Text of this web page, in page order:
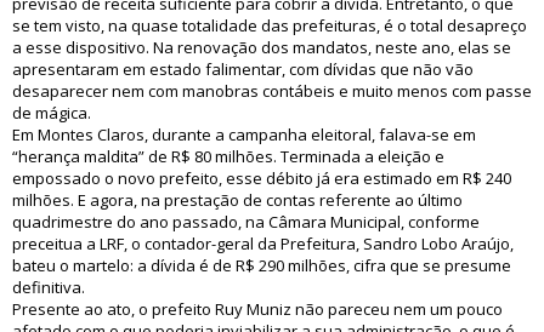
se tem visto, na quase totalidade das prefeituras, é o total desapreço
a esse dispositivo. Na renovação dos mandatos, neste ano, elas se
apresentaram em estado falimentar, com dívidas que não vão
desaparecer nem com manobras contábeis e muito menos com passe
de mágica.
Em Montes Claros, durante a campanha eleitoral, falava-se em
“herança maldita” de R$ 80 milhões. Terminada a eleição e
empossado o novo prefeito, esse débito já era estimado em R$ 240
milhões. E agora, na prestação de contas referente ao último
quadrimestre do ano passado, na Câmara Municipal, conforme
preceitua a LRF, o contador-geral da Prefeitura, Sandro Lobo Araújo,
bateu o martelo: a dívida é de R$ 290 milhões, cifra que se presume
definitiva.
Presente ao ato, o prefeito Ruy Muniz não pareceu nem um pouco